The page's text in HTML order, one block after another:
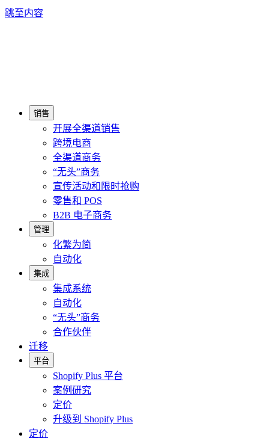
跳至内容
销售
开展全渠道销售
跨境电商
全渠道商务
“无头”商务
宣传活动和限时抢购
零售和 POS
B2B 电子商务
管理
化繁为简
自动化
集成
集成系统
自动化
“无头”商务
合作伙伴
迁移
平台
Shopify Plus 平台
案例研究
定价
升级到 Shopify Plus
定价